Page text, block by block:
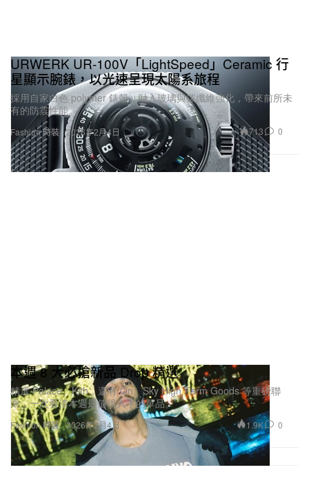
Fashion 時裝
URWERK UR‑100V「LightSpeed」Ceramic 行
星顯示腕錶，以光速呈現太陽系旅程
採用自家白色 polymer 錶殼，融入玻璃與碳纖維強化，帶來前所未
有的防震性能。
2026年2月4日 713 0
Fashion 時裝
本週 8 大必搶新品 Drop 精選
精選 Palace、Kith，還有 On、Sky High Farm Goods 等重磅聯
乘，一次看清本週最值得入手的單品。
2026年2月4日 1.9K 0